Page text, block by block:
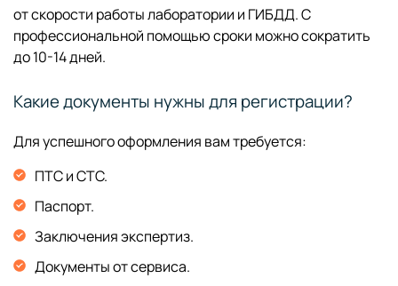
от скорости работы лаборатории и ГИБДД. С
профессиональной помощью сроки можно сократить
до 10-14 дней.
Какие документы нужны для регистрации?
Для успешного оформления вам требуется:
ПТС и СТС.
Паспорт.
Заключения экспертиз.
Документы от сервиса.